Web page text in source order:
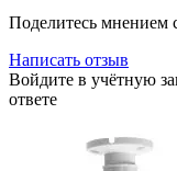
Поделитесь мнением
Написать отзыв
Войдите в учётную
ответе